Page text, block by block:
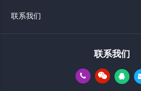
联系我们
联系我们